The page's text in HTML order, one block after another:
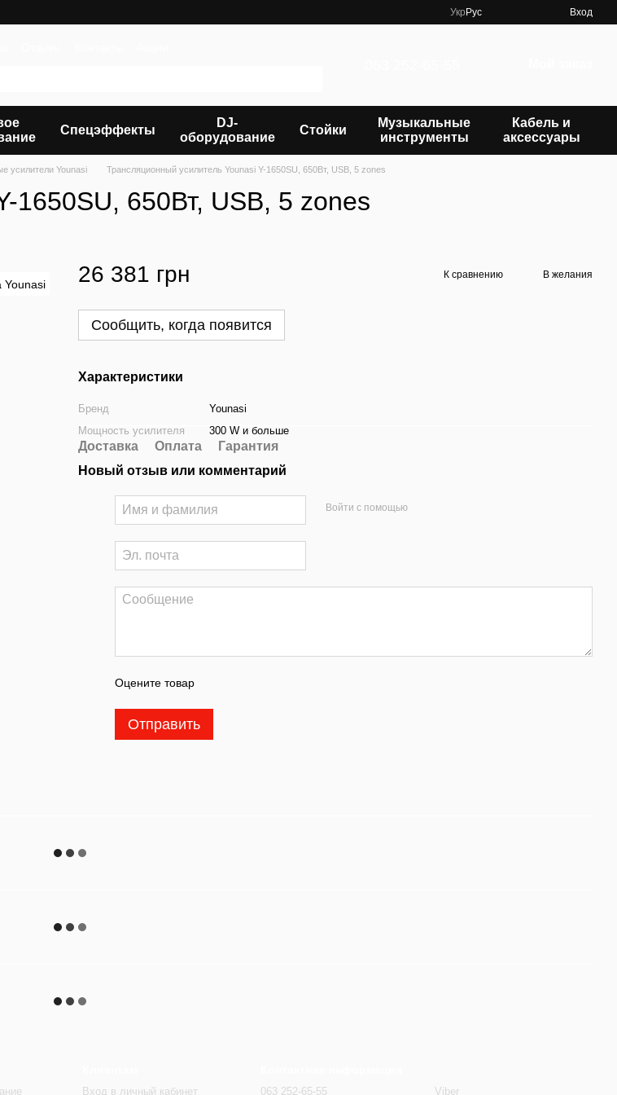
Укр Рус Вход
Спецэффекты
DJ-
оборудование
Стойки
Музыкальные
инструменты
Кабель и
аксессуары
усилители Younasi Трансляционный усилитель Younasi Y-1650SU, 650Вт, USB, 5 zones
1650SU, 650Вт, USB, 5 zones
26 381 грн К сравнению В желания
Сообщить, когда появится
Характеристики
Бренд
Younasi
Мощность усилителя
300 W и больше
Доставка Оплата
Гарантия
Новый отзыв или комментарий
Войти с помощью
Оцените товар
Отправить
Вход в личный кабинет 063 252-65-55 Viber